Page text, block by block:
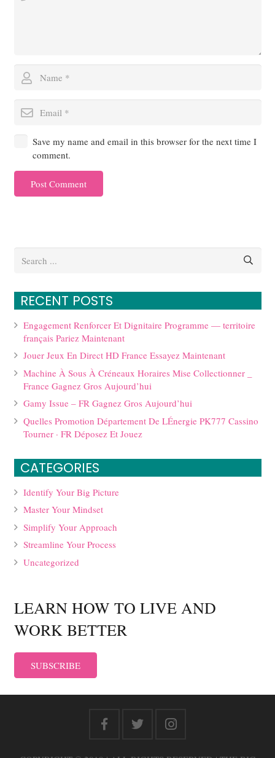
Save my name and email in this browser for the next time I
comment.
Post Comment
RECENT POSTS
Engagement Renforcer Et Dignitaire Programme — territoire
français Pariez Maintenant
Jouer Jeux En Direct HD France Essayez Maintenant
Machine À Sous À Créneaux Horaires Mise Collectionner _
France Gagnez Gros Aujourd’hui
Gamy Issue – FR Gagnez Gros Aujourd’hui
Quelles Promotion Département De LÉnergie PK777 Cassino
Tourner · FR Déposez Et Jouez
CATEGORIES
Identify Your Big Picture
Master Your Mindset
Simplify Your Approach
Streamline Your Process
Uncategorized
LEARN HOW TO LIVE AND
WORK BETTER
SUBSCRIBE